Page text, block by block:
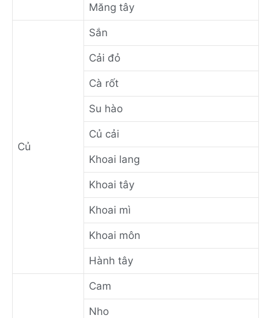
Măng tây
Củ
Sắn
Cải đỏ
Cà rốt
Su hào
Củ cải
Khoai lang
Khoai tây
Khoai mì
Khoai môn
Hành tây
Cam
Nho